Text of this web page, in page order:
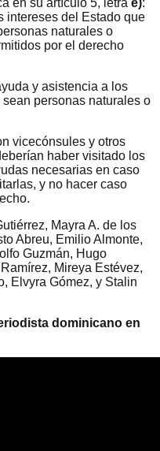
intereses del Estado que
naturales o
por el derecho
y asistencia a los
personas naturales o
vicecónsules y otros
haber visitado los
necesarias en caso
y no hacer caso
Mayra A. de los
Abreu, Emilio Almonte,
Guzmán, Hugo
Mireya Estévez,
Elvyra Gómez, y Stalin
dominicano en